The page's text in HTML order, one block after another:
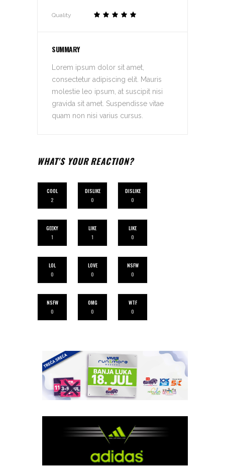
Quality
SUMMARY
Lorem ipsum dolor sit amet,
consectetur adipiscing elit. Mauris
molestie leo ipsum, at suscipit nisi
gravida sit amet. Suspendisse vitae
quam non nisi varius cursus.
WHAT'S YOUR REACTION?
COOL
2
DISLIKE
0
DISLIKE
0
GEEKY
1
LIKE
1
LIKE
0
LOL
0
LOVE
0
NSFW
0
NSFW
0
OMG
0
WTF
0